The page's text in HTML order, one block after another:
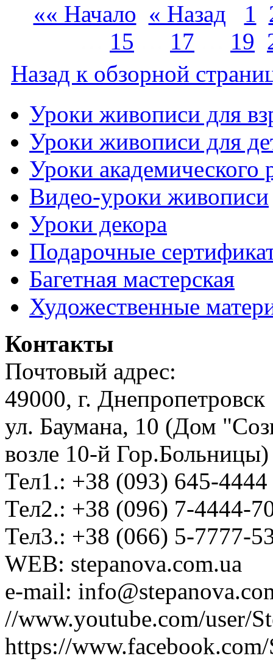
«« Начало « Назад 1
15 17 19
Назад к обзорной
Уроки живописи для
Уроки живописи для
Уроки академического
Видео-уроки живописи
Уроки декора
Подарочные
Багетная мастерская
Художественные
Контакты
Почтовый адрес:
49000, г. Днепропетровск
ул. Баумана, 10 (Дом
возле 10-й Гор.Больницы)
Тел1.: +38 (093) 645-4444
Тел2.: +38 (096) 7-4444-
Тел3.: +38 (066) 5-7777-
WEB: stepanova.com.ua
e-mail:
//www.youtube.com/user/
https://